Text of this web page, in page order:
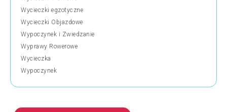
Wycieczki egzotyczne
Wycieczki Objazdowe
Wypoczynek i Zwiedzanie
Wyprawy Rowerowe
Wycieczka
Wypoczynek